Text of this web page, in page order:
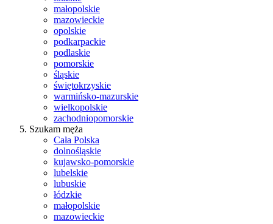
małopolskie
mazowieckie
opolskie
podkarpackie
podlaskie
pomorskie
śląskie
świętokrzyskie
warmińsko-mazurskie
wielkopolskie
zachodniopomorskie
Szukam męża
Cała Polska
dolnośląskie
kujawsko-pomorskie
lubelskie
lubuskie
łódzkie
małopolskie
mazowieckie